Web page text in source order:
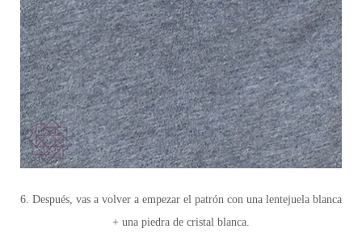
6. Después, vas a volver a empezar el patrón con una lentejuela blanca
+ una piedra de cristal blanca.